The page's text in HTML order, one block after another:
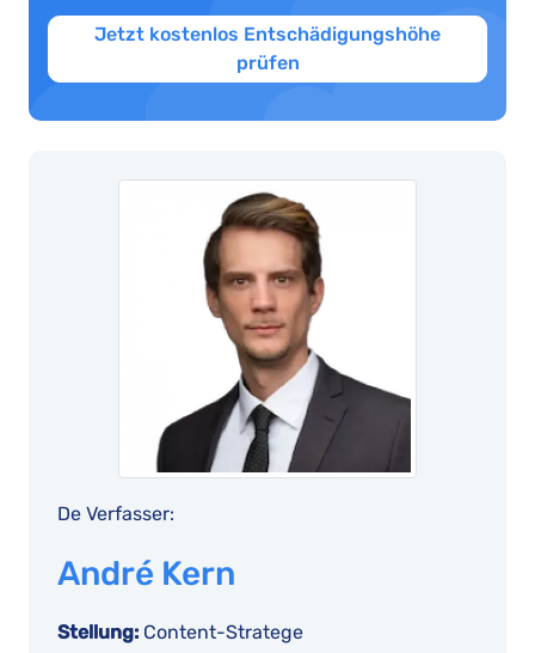
Jetzt kostenlos Entschädigungshöhe
prüfen
De Verfasser:
André Kern
Stellung: Content-Stratege